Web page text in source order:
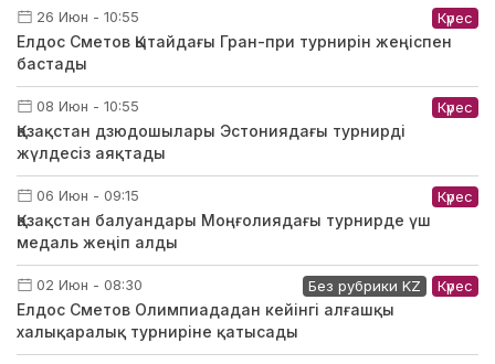
26 Июн - 10:55 Күрес
Елдос Сметов Қытайдағы Гран-при турнирін жеңіспен
бастады
08 Июн - 10:55 Күрес
Қазақстан дзюдошылары Эстониядағы турнирді
жүлдесіз аяқтады
06 Июн - 09:15 Күрес
Қазақстан балуандары Моңғолиядағы турнирде үш
медаль жеңіп алды
02 Июн - 08:30 Без рубрики KZ Күрес
Елдос Сметов Олимпиададан кейінгі алғашқы
халықаралық турниріне қатысады